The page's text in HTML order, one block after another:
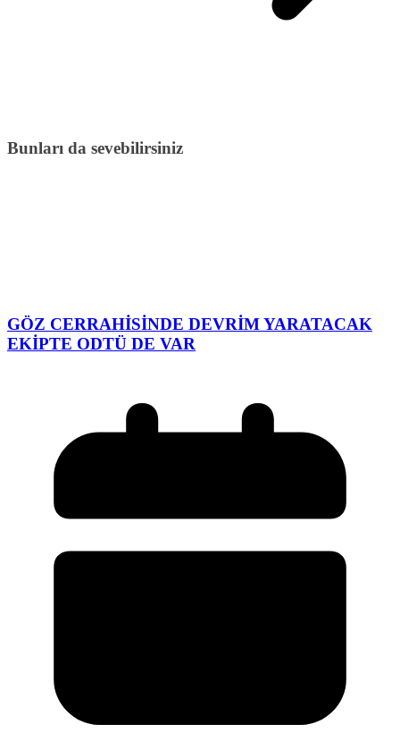
Bunları da sevebilirsiniz
GÖZ CERRAHİSİNDE DEVRİM YARATACAK
EKİPTE ODTÜ DE VAR